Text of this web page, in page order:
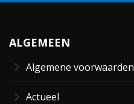
ALGEMEEN
Algemene voorwaarden
Actueel